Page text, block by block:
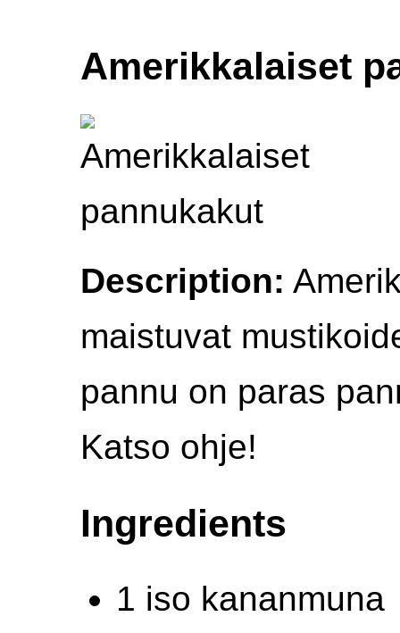
Amerikkalaiset
Description:
maistuvat
pannu on paras
Katso ohje!
Ingredients
1 iso kananmuna